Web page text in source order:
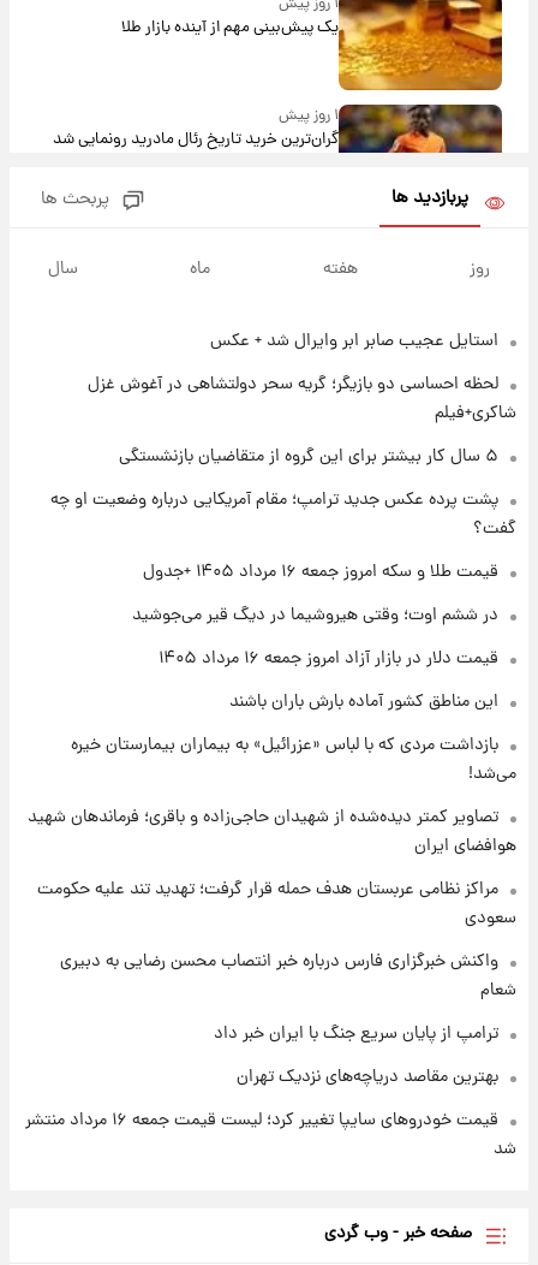
یک پیش‌بینی مهم از آینده بازار طلا
۱ روز پیش
گران‌ترین خرید تاریخ رئال مادرید رونمایی شد
روزها پربارش‌تر خواهند بود؟
۱ روز پیش
شد؛ تیکدری، محبی و سرگیف با اعداد ویژه
۱ روز پیش
شد+فیلم
۱ روز پیش
امروز پنجشنبه ۱۵ مرداد ۱۴۰۵ +جدول
قیمت طلا و سکه امروز پنجشنبه ۱۵ مرداد ۱۴۰۵
شارژ جدید کالابرگ برای سه دهک؛ جزئیات اعلام
پربازدید ها پربحث ها
روز هفته ماه سال
استایل عجیب صابر ابر وایرال شد + عکس
لحظه احساسی دو بازیگر؛ گریه سحر دولتشاهی در آغوش غزل
شاکری+فیلم
۵ سال کار بیشتر برای این گروه از متقاضیان بازنشستگی
پشت پرده عکس جدید ترامپ؛ مقام آمریکایی درباره وضعیت او چه
گفت؟
قیمت طلا و سکه امروز جمعه ۱۶ مرداد ۱۴۰۵ +جدول
در ششم اوت؛ وقتی هیروشیما در دیگ قیر می‌جوشید
قیمت دلار در بازار آزاد امروز جمعه ۱۶ مرداد ۱۴۰۵
این مناطق کشور آماده بارش باران باشند
بازداشت مردی که با لباس «عزرائیل» به بیماران بیمارستان خیره
می‌شد!
تصاویر کمتر دیده‌شده از شهیدان حاجی‌زاده و باقری؛ فرماندهان شهید
هوافضای ایران
مراکز نظامی عربستان هدف حمله قرار گرفت؛ تهدید تند علیه حکومت
سعودی
واکنش خبرگزاری فارس درباره خبر انتصاب محسن رضایی به دبیری
شعام
ترامپ از پایان سریع جنگ با ایران خبر داد
بهترین مقاصد دریاچه‌های نزدیک تهران
قیمت خودروهای سایپا تغییر کرد؛ لیست قیمت جمعه ۱۶ مرداد منتشر
شد
صفحه خبر - وب گردی